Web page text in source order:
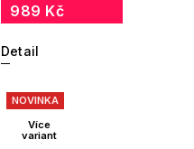
989 Kč
Detail
NOVINKA
Více
variant